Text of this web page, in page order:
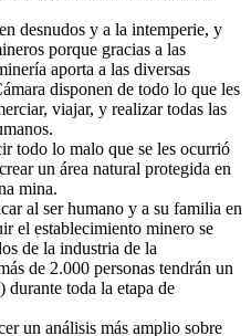
desnudos y a la intemperie, y
porque gracias a las
aporta a las diversas
disponen de todo lo que les
viajar, y realizar todas las
todo lo malo que se les ocurrió
un área natural protegida en
mina.
al ser humano y a su familia en
el establecimiento minero se
de la industria de la
de 2.000 personas tendrán un
toda la etapa de
un análisis más amplio sobre